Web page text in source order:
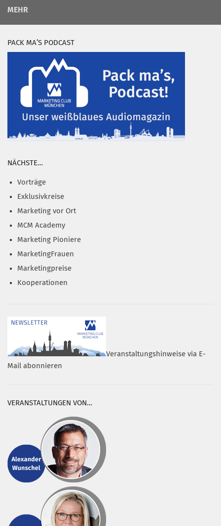
MEHR
PACK MA’S PODCAST
NÄCHSTE…
Vorträge
Exklusivkreise
Marketing vor Ort
MCM Academy
Marketing Pioniere
MarketingFrauen
Marketingpreise
Kooperationen
Veranstaltungshinweise via E-
Mail abonnieren
VERANSTALTUNGEN VON…